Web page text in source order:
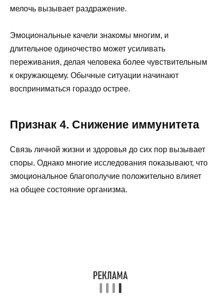
мелочь вызывает раздражение.
Эмоциональные качели знакомы многим, и
длительное одиночество может усиливать
переживания, делая человека более чувствительным
к окружающему. Обычные ситуации начинают
восприниматься гораздо острее.
Признак 4. Снижение иммунитета
Связь личной жизни и здоровья до сих пор вызывает
споры. Однако многие исследования показывают, что
эмоциональное благополучие положительно влияет
на общее состояние организма.